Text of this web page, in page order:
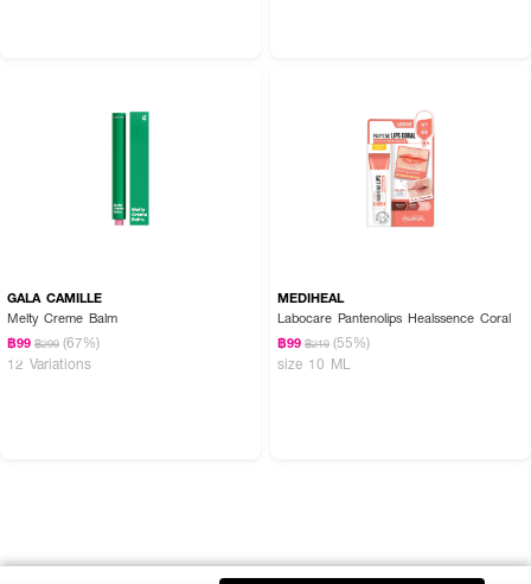
GALA CAMILLE
Melty Creme Balm
฿99 ฿299 (67%)
12 Variations
MEDIHEAL
Labocare Pantenolips Healssence Coral
฿99 ฿219 (55%)
size 10 ML